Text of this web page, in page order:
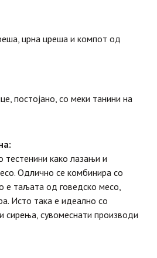
црна цреша и компот од
постојано, со меки танини на
како лазањи и
Одлично се комбинира со
е таљата од говедско месо,
Исто така е идеално со
сирења, сувомеснати производи